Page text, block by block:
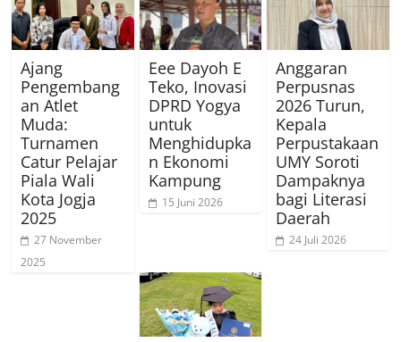
Ajang
Pengembang
an Atlet
Muda:
Turnamen
Catur Pelajar
Piala Wali
Kota Jogja
2025
27 November
2025
Eee Dayoh E
Teko, Inovasi
DPRD Yogya
untuk
Menghidupka
n Ekonomi
Kampung
15 Juni 2026
Anggaran
Perpusnas
2026 Turun,
Kepala
Perpustakaan
UMY Soroti
Dampaknya
bagi Literasi
Daerah
24 Juli 2026